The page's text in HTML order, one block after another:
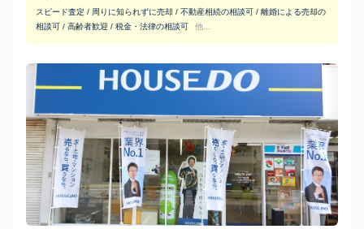
スピード査定 / 周りに知られずに売却 / 不動産相続の相談可 / 離婚による売却の
相談可 / 高齢者歓迎 / 税金・法律の相談可
他...